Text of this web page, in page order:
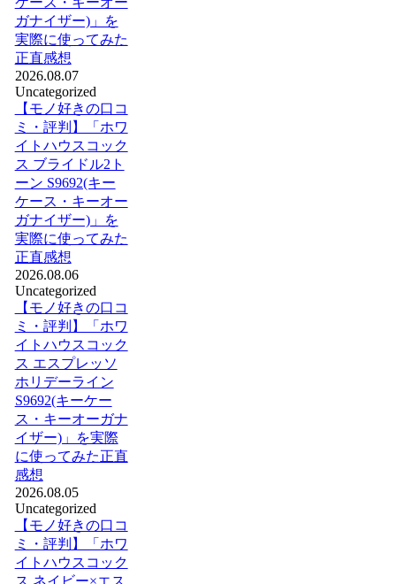
ガナイザー)」を
実際に使ってみた
正直感想
2026.08.07
Uncategorized
【モノ好きの口コ
ミ・評判】「ホワ
イトハウスコック
ス ブライドル2ト
ーン S9692(キー
ケース・キーオー
ガナイザー)」を
実際に使ってみた
正直感想
2026.08.06
Uncategorized
【モノ好きの口コ
ミ・評判】「ホワ
イトハウスコック
ス エスプレッソ
ホリデーライン
S9692(キーケー
ス・キーオーガナ
イザー)」を実際
に使ってみた正直
感想
2026.08.05
Uncategorized
【モノ好きの口コ
ミ・評判】「ホワ
イトハウスコック